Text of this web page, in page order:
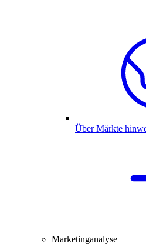
Über Märkte
Marketinganalyse